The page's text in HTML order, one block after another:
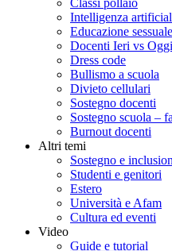
Classi pollaio
Intelligenza
Educazione
Docenti Ieri vs Oggi
Dress code
Bullismo a scuola
Divieto cellulari
Sostegno docenti
Sostegno scuola –
Burnout docenti
Altri temi
Sostegno e
Studenti e genitori
Estero
Università e Afam
Cultura ed eventi
Video
Guide e tutorial